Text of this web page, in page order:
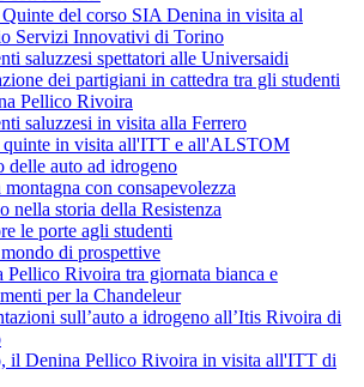
del corso SIA Denina in visita al
Servizi Innovativi di Torino
saluzzesi spettatori alle Universaidi
dei partigiani in cattedra tra gli studenti
Pellico Rivoira
saluzzesi in visita alla Ferrero
quinte in visita all'ITT e all'ALSTOM
delle auto ad idrogeno
con consapevolezza
nella storia della Resistenza
le porte agli studenti
di prospettive
Pellico Rivoira tra giornata bianca e
per la Chandeleur
sull’auto a idrogeno all’Itis Rivoira di
il Denina Pellico Rivoira in visita all'ITT di